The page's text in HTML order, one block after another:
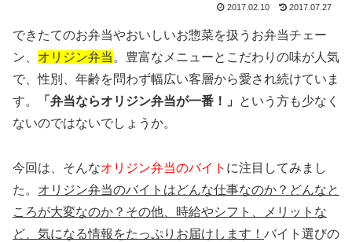
2017.02.10 2017.07.27
できたてのお弁当やおいしいお惣菜を扱うお弁当チェー
ン、 オリジン弁当 。豊富なメニューとこだわりの味が人気
で、性別、年齢を問わず幅広い客層から愛され続けていま
す。
「弁当ならオリジン弁当が一番！」
という方も少なく
ないのではないでしょうか。
今回は、そんなオリジン弁当のバイト に注目してみまし
た。 オリジン弁当のバイトはどんな仕事なのか？どんなと
ころが大変なのか？その他、時給やシフト、メリットな
ど、気になる情報をたっぷりお届けします！ バイト選びの